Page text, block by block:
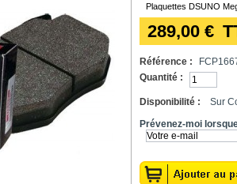
Plaquettes DSUNO
289,00 €
Référence :
Quantité :
Disponibilité : Sur
Prévenez-moi